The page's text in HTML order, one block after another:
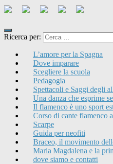
Ricerca per:
L’amore per la Spagna
Dove imparare
Scegliere la scuola
Pedagogia
Spettacoli e Saggi degli
Una danza che esprime
Il flamenco è uno sport
Corso di cante flamenco
Scarpe
Guida per neofiti
Braceo, il movimento
Maria Magdalena e la
dove siamo e contatti